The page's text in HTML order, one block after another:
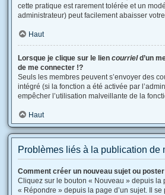
cette pratique est rarement tolérée et un
administrateur) peut facilement abaisser
Haut
Lorsque je clique sur le lien courrield’un
de me connecter !?
Seuls les membres peuvent s’envoyer des
intégré (si la fonction a été activée par
empêcher l’utilisation malveillante de la
Haut
Problèmes liés à la publication de
Comment créer un nouveau sujet ou
Cliquez sur le bouton « Nouveau » depuis la
« Répondre » depuis la page d’un sujet. Il